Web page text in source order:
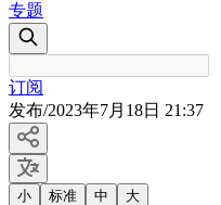
专题
订阅
发布/2023年7月18日 21:37
小 标准 中 大